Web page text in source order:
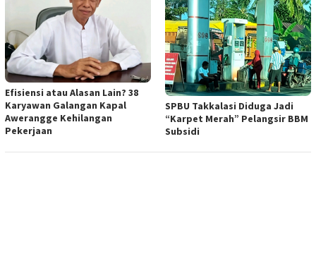
Efisiensi atau Alasan Lain? 38
Karyawan Galangan Kapal
Awerangge Kehilangan
Pekerjaan
SPBU Takkalasi Diduga Jadi
“Karpet Merah” Pelangsir BBM
Subsidi